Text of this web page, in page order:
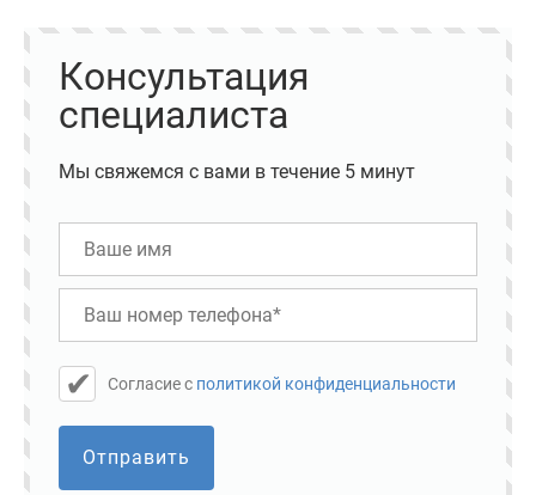
Консультация
специалиста
Мы свяжемся с вами в течение 5 минут
Cогласие с политикой конфиденциальности
Отправить